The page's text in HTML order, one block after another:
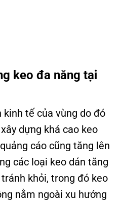
keo đa năng tại
tế của vùng do đó
dựng khá cao keo
cáo cũng tăng lên
các loại keo dán tăng
khỏi, trong đó keo
nằm ngoài xu hướng